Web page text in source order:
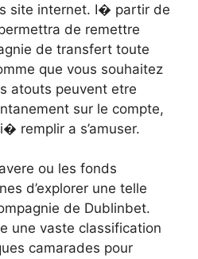
site internet. I� partir de
de remettre
de transfert toute
que vous souhaitez
atouts peuvent etre
sur le compte,
remplir a s’amuser.
ou les fonds
d’explorer une telle
de Dublinbet.
une vaste classification
camarades pour